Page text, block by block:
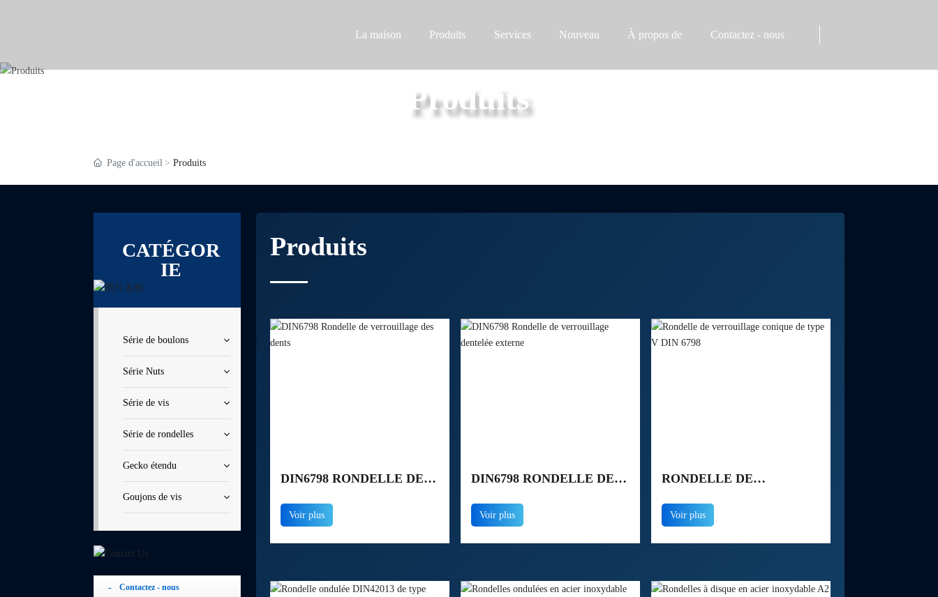
La maison Produits
Série Nuts
Gecko étendu
Services Nouveau À propos de
Tests
Contactez - nous
Produits
Page d'accueil Produits
CATÉGOR
IE
Série de boulons
Série Nuts
Série de vis
Série de rondelles
Gecko étendu
Goujons de vis
Contactez - nous
Produits
DIN6798 RONDELLE DE
VERROUILLAGE DES
DENTS
Voir plus
DIN6798 RONDELLE DE
VERROUILLAGE
DENTELÉE EXTERNE
Voir plus
RONDELLE DE
VERROUILLAGE
CONIQUE DE TYPE V DIN
Voir plus